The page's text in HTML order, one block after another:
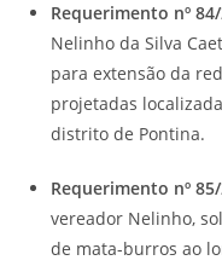
Requerimento nº
Nelinho da Silva
para extensão da
projetadas
distrito de Pontina.
Requerimento nº
vereador Nelinho,
de mata-burros ao